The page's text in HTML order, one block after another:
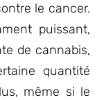
le cancer.
puissant,
de cannabis,
quantité
même si le